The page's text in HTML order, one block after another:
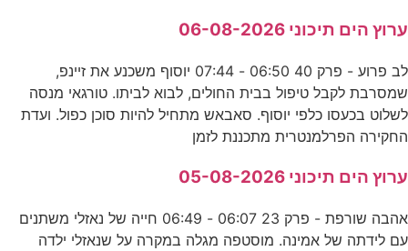
ערוץ הים תיכוני 06-08-2026
לב פרוע - פרק 40 06:50 - 07:44 יוסוף משכנע את זיינפ,
שמסרבת לקבל טיפול בבית החולים, לבוא לביתו. טורגאי מנסה
לשלוט בכעסו כלפי יוסוף. סאבאש מתחיל להיות סוכן כפול. ועדת
החקירה הפרלמנטרית מתכננת לזמן
ערוץ הים תיכוני 05-08-2026
אהבה שורפת - פרק 23 06:07 - 06:49 חייה של נאזלי משתנים
עם לידתה של אמינה. מוסטפה מגלה במקרה על שנאזלי ילדה